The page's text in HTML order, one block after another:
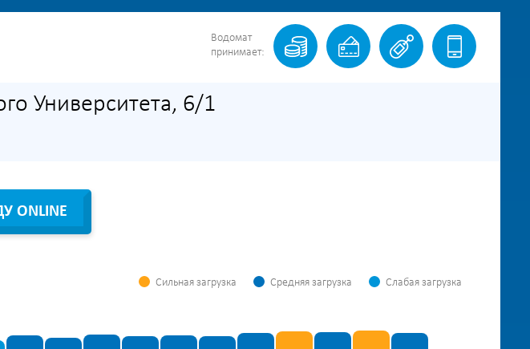
Водомат
принимает:
Университета, 6/1
ONLINE
Сильная загрузка Средняя загрузка Слабая загрузка